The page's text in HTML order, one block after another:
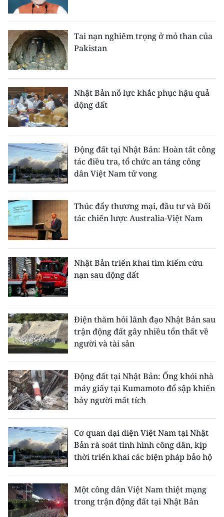
Tai nạn nghiêm trọng ở mỏ than của
Pakistan
Nhật Bản nỗ lực khắc phục hậu quả
động đất
Động đất tại Nhật Bản: Hoàn tất công
tác điều tra, tổ chức an táng công
dân Việt Nam tử vong
Thúc đẩy thương mại, đầu tư và Đối
tác chiến lược Australia-Việt Nam
Nhật Bản triển khai tìm kiếm cứu
nạn sau động đất
Điện thăm hỏi lãnh đạo Nhật Bản sau
trận động đất gây nhiều tổn thất về
người và tài sản
Động đất tại Nhật Bản: Ống khói nhà
máy giấy tại Kumamoto đổ sập khiến
bảy người mất tích
Cơ quan đại diện Việt Nam tại Nhật
Bản rà soát tình hình công dân, kịp
thời triển khai các biện pháp bảo hộ
Một công dân Việt Nam thiệt mạng
trong trận động đất tại Nhật Bản